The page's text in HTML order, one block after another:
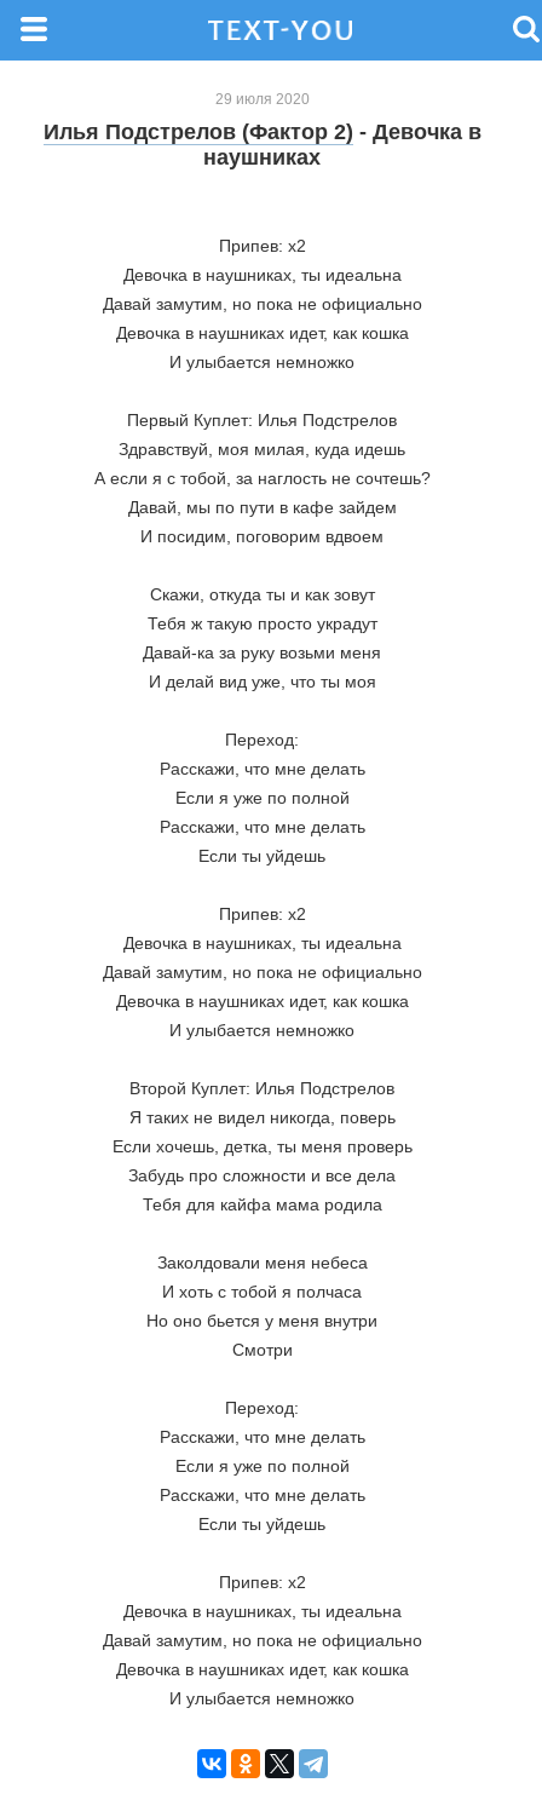
29 июля 2020
Илья Подстрелов (Фактор 2) - Девочка в
наушниках
Припев: х2
Девочка в наушниках, ты идеальна
Давай замутим, но пока не официально
Девочка в наушниках идет, как кошка
И улыбается немножко
Первый Куплет: Илья Подстрелов
Здравствуй, моя милая, куда идешь
А если я с тобой, за наглость не сочтешь?
Давай, мы по пути в кафе зайдем
И посидим, поговорим вдвоем
Скажи, откуда ты и как зовут
Тебя ж такую просто украдут
Давай-ка за руку возьми меня
И делай вид уже, что ты моя
Переход:
Расскажи, что мне делать
Если я уже по полной
Расскажи, что мне делать
Если ты уйдешь
Припев: х2
Девочка в наушниках, ты идеальна
Давай замутим, но пока не официально
Девочка в наушниках идет, как кошка
И улыбается немножко
Второй Куплет: Илья Подстрелов
Я таких не видел никогда, поверь
Если хочешь, детка, ты меня проверь
Забудь про сложности и все дела
Тебя для кайфа мама родила
Заколдовали меня небеса
И хоть с тобой я полчаса
Но оно бьется у меня внутри
Смотри
Переход:
Расскажи, что мне делать
Если я уже по полной
Расскажи, что мне делать
Если ты уйдешь
Припев: х2
Девочка в наушниках, ты идеальна
Давай замутим, но пока не официально
Девочка в наушниках идет, как кошка
И улыбается немножко